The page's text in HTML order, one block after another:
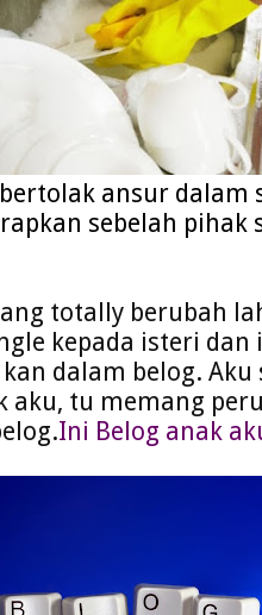
ansur dalam
sebelah pihak
totally berubah
kepada isteri dan
dalam belog. Aku
aku, tu memang
Ini Belog anak